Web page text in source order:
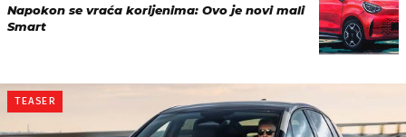
Napokon se vraća korijenima: Ovo je novi mali
Smart
TEASER